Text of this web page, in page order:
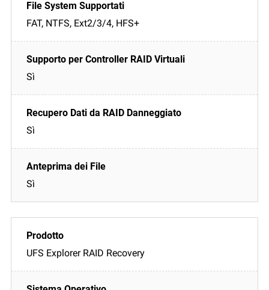
FAT, NTFS, Ext2/3/4, HFS+
Sì
Sì
Sì
UFS Explorer RAID Recovery